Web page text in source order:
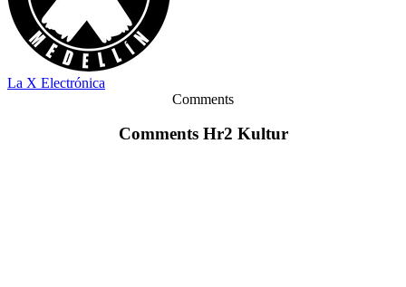
La X Electrónica
Comments
Comments Hr2 Kultur